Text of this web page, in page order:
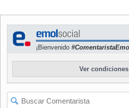
El pastor evangélico Javier Soto
instalarse en el frontis del
Valparaíso, cerca de las 13:00
una biblia y una bandera chilena
dejó en claro su postura en contra
que "el ángel del infierno visitará a
voten a favor".
Poco antes de que la comisión
¡Bienvenido
Ver condiciones